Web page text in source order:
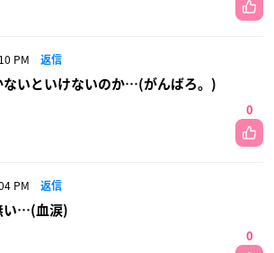
PM 返信
ないといけないのか…(がんばろ。)
0
PM 返信
い…(血涙)
0